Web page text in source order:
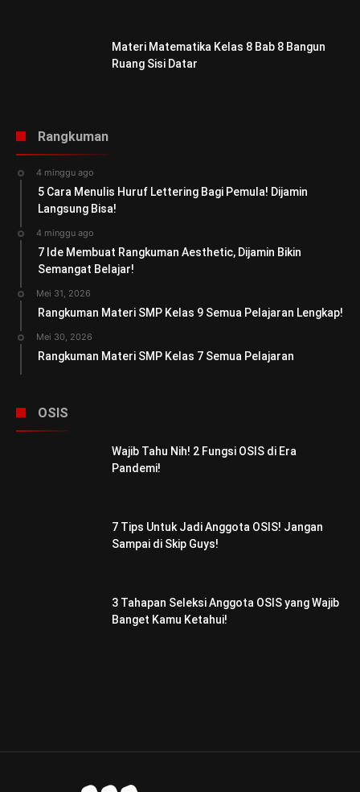
Materi Matematika Kelas 8 Bab 8 Bangun
Ruang Sisi Datar
Rangkuman
4 minggu ago
5 Cara Menulis Huruf Lettering Bagi Pemula! Dijamin
Langsung Bisa!
4 minggu ago
7 Ide Membuat Rangkuman Aesthetic, Dijamin Bikin
Semangat Belajar!
Mei 31, 2026
Rangkuman Materi SMP Kelas 9 Semua Pelajaran Lengkap!
Mei 30, 2026
Rangkuman Materi SMP Kelas 7 Semua Pelajaran
OSIS
Wajib Tahu Nih! 2 Fungsi OSIS di Era
Pandemi!
7 Tips Untuk Jadi Anggota OSIS! Jangan
Sampai di Skip Guys!
3 Tahapan Seleksi Anggota OSIS yang Wajib
Banget Kamu Ketahui!